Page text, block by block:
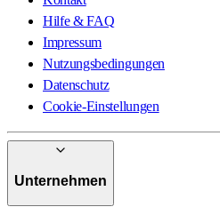
Hilfe & FAQ
Impressum
Nutzungsbedingungen
Datenschutz
Cookie-Einstellungen
Unternehmen